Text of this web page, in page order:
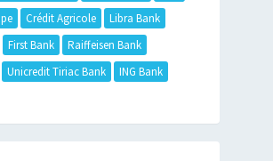
Crédit Agricole
Libra Bank
First Bank
Raiffeisen Bank
Unicredit Tiriac Bank
ING Bank